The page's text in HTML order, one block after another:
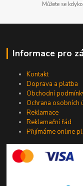
Můžete se
Informace pro
Kontakt
Doprava a platba
Obchodní
Ochrana osobních
Reklamace
Reklamační řád
Přijímáme online